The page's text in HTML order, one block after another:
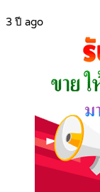
3 ปี ago